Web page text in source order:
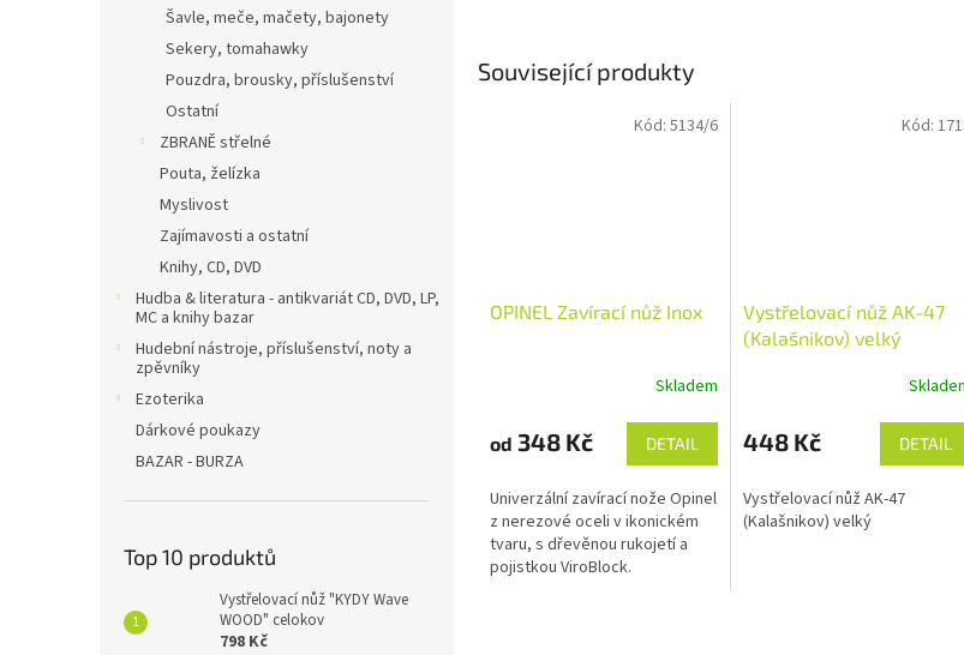
Šavle, meče, mačety, bajonety
Sekery, tomahawky
Pouzdra, brousky, příslušenství
Ostatní
ZBRANĚ střelné
Pouta, želízka
Myslivost
Zajímavosti a ostatní
Knihy, CD, DVD
Hudba & literatura - antikvariát CD, DVD, LP,
MC a knihy bazar
Hudební nástroje, příslušenství, noty a
zpěvníky
Ezoterika
Dárkové poukazy
BAZAR - BURZA
Top 10 produktů
Vystřelovací nůž "KYDY Wave
WOOD" celokov
798 Kč
Související produkty
OPINEL Zavírací nůž Inox
Skladem
od 348 Kč DETAIL
Univerzální zavírací nože Opinel
z nerezové oceli v ikonickém
tvaru, s dřevěnou rukojetí a
pojistkou ViroBlock.
Kód: 5134/6
Vystřelovací nůž AK-47
(Kalašnikov) velký
produktu
je
z
5
448 Kč DETAIL
Vystřelovací nůž AK-47
(Kalašnikov) velký
Kód: